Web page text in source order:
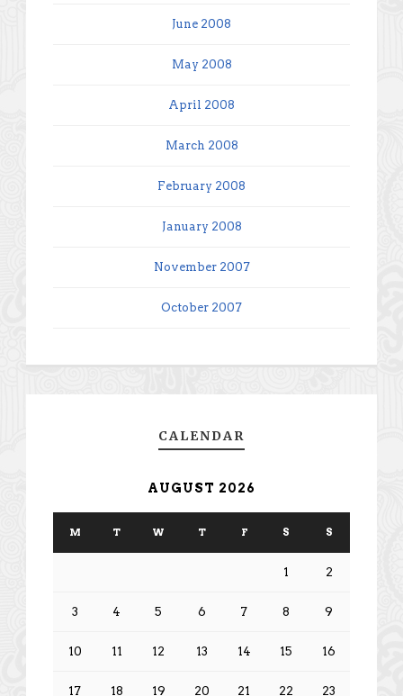
June 2008
May 2008
April 2008
March 2008
February 2008
January 2008
November 2007
October 2007
CALENDAR
AUGUST 2026
M T W T F S S
1 2
3 4 5 6 7 8 9
10 11 12 13 14 15 16
17 18 19 20 21 22 23